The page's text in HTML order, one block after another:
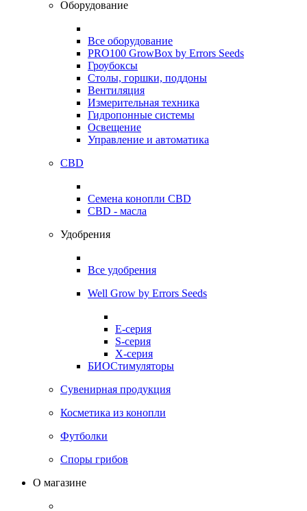
Оборудование
Все оборудование
PRO100 GrowBox by Errors Seeds
Гроубоксы
Столы, горшки, поддоны
Вентиляция
Измерительная техника
Гидропонные системы
Освещение
Управление и автоматика
CBD
Семена конопли CBD
CBD - масла
Удобрения
Все удобрения
Well Grow by Errors Seeds
E-серия
S-серия
X-серия
БИОСтимуляторы
Сувенирная продукция
Косметика из конопли
Футболки
Споры грибов
О магазине